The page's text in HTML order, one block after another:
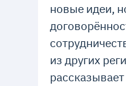
новые идеи,
из других